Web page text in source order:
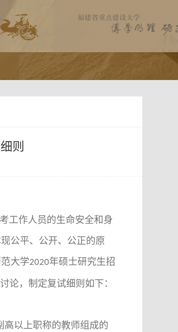
则
工作人员的生命安全和身
公平、公开、公正的原
大学2020年硕士研究生招
论，制定复试细则如下：
高以上职称的教师组成的